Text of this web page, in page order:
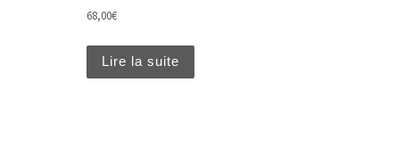
68,00€
Lire la suite